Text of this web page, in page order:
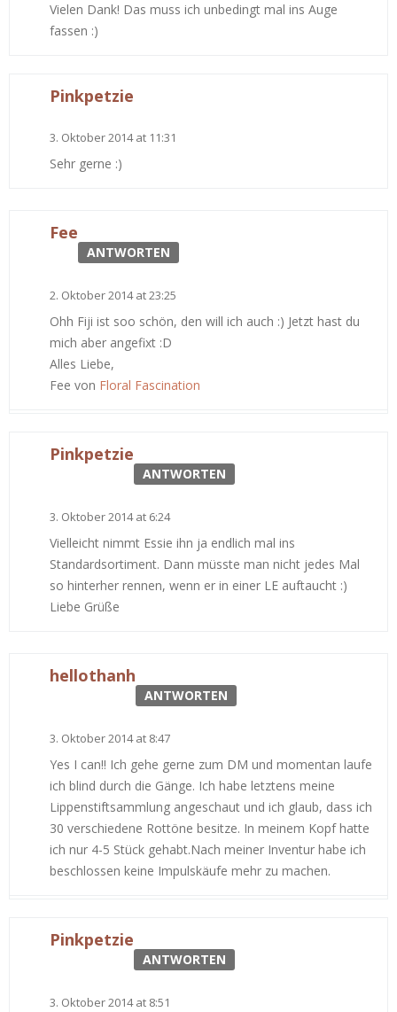
Vielen Dank! Das muss ich unbedingt mal ins Auge
fassen :)
Pinkpetzie
3. Oktober 2014 at 11:31
Sehr gerne :)
Fee
ANTWORTEN
2. Oktober 2014 at 23:25
Ohh Fiji ist soo schön, den will ich auch :) Jetzt hast du
mich aber angefixt :D
Alles Liebe,
Fee von Floral Fascination
Pinkpetzie
ANTWORTEN
3. Oktober 2014 at 6:24
Vielleicht nimmt Essie ihn ja endlich mal ins
Standardsortiment. Dann müsste man nicht jedes Mal
so hinterher rennen, wenn er in einer LE auftaucht :)
Liebe Grüße
hellothanh
ANTWORTEN
3. Oktober 2014 at 8:47
Yes I can!! Ich gehe gerne zum DM und momentan laufe
ich blind durch die Gänge. Ich habe letztens meine
Lippenstiftsammlung angeschaut und ich glaub, dass ich
30 verschiedene Rottöne besitze. In meinem Kopf hatte
ich nur 4-5 Stück gehabt.Nach meiner Inventur habe ich
beschlossen keine Impulskäufe mehr zu machen.
Pinkpetzie
ANTWORTEN
3. Oktober 2014 at 8:51